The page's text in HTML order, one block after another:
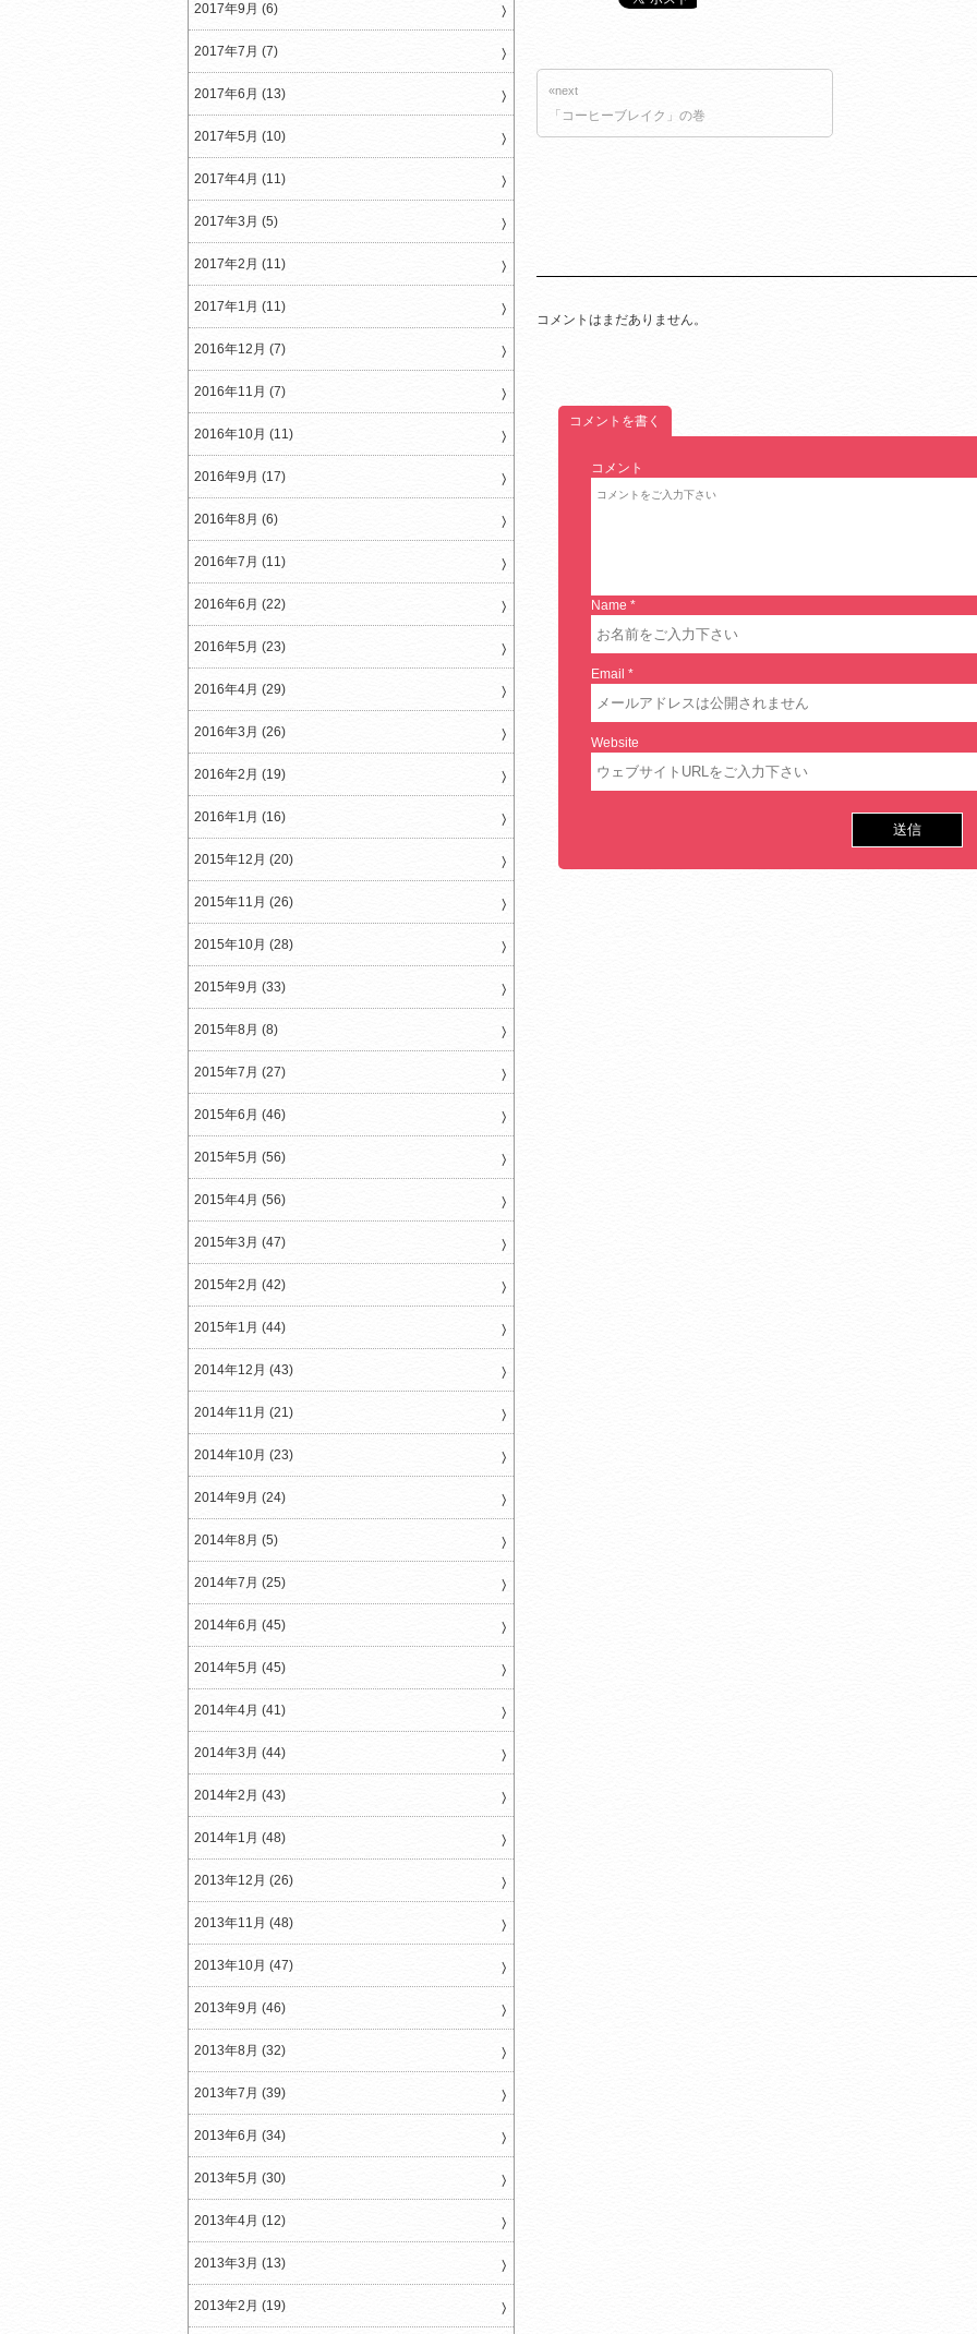
«next
「コーヒーブレイク」の巻
コメントはまだありません。
コメントを書く
コメント
Name *
Email *
Website
2017年9月 (6)
2017年7月 (7)
2017年6月 (13)
2017年5月 (10)
2017年4月 (11)
2017年3月 (5)
2017年2月 (11)
2017年1月 (11)
2016年12月 (7)
2016年11月 (7)
2016年10月 (11)
2016年9月 (17)
2016年8月 (6)
2016年7月 (11)
2016年6月 (22)
2016年5月 (23)
2016年4月 (29)
2016年3月 (26)
2016年2月 (19)
2016年1月 (16)
2015年12月 (20)
2015年11月 (26)
2015年10月 (28)
2015年9月 (33)
2015年8月 (8)
2015年7月 (27)
2015年6月 (46)
2015年5月 (56)
2015年4月 (56)
2015年3月 (47)
2015年2月 (42)
2015年1月 (44)
2014年12月 (43)
2014年11月 (21)
2014年10月 (23)
2014年9月 (24)
2014年8月 (5)
2014年7月 (25)
2014年6月 (45)
2014年5月 (45)
2014年4月 (41)
2014年3月 (44)
2014年2月 (43)
2014年1月 (48)
2013年12月 (26)
2013年11月 (48)
2013年10月 (47)
2013年9月 (46)
2013年8月 (32)
2013年7月 (39)
2013年6月 (34)
2013年5月 (30)
2013年4月 (12)
2013年3月 (13)
2013年2月 (19)